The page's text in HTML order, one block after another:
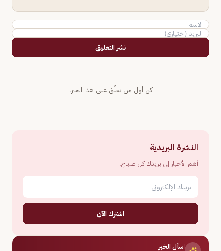
نشر التعليق
كن أول من يعلّق على هذا الخبر.
النشرة البريدية
أهم الأخبار إلى بريدك كل صباح.
اشترك الآن
اسأل الخبر